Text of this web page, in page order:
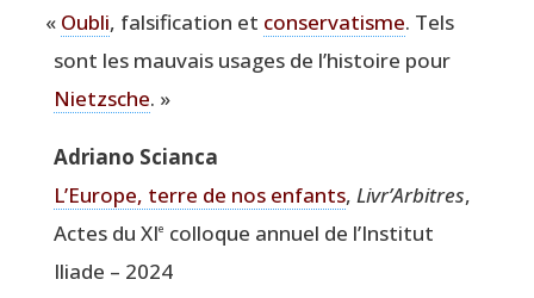
« Oubli, fal­si­fi­ca­tion et conser­va­tisme. Tels
sont les mau­vais usages de l’histoire pour
Nietzsche. »
Adria­no Scianca
L’Europe, terre de nos enfants, Livr’Arbitres,
Actes du XIe col­loque annuel de l’Institut
Iliade – 2024